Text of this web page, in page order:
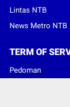
Lintas NTB
News Metro NTB
TERM OF
Pedoman